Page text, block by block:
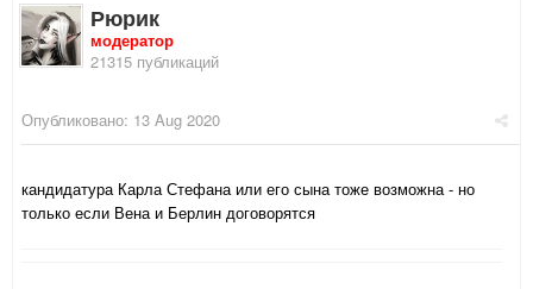
Рюрик
модератор
21315 публикаций
Опубликовано: 13 Aug 2020
кандидатура Карла Стефана или его сына тоже возможна - но
только если Вена и Берлин договорятся